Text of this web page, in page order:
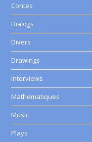
Contes
Dialogs
Divers
Drawings
Interviews
Mathematiques
Music
Plays